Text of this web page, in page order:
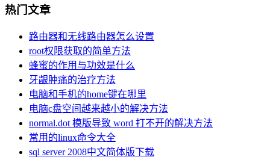
热门文章
路由器和无线路由器怎么设置
root权限获取的简单方法
蜂蜜的作用与功效是什么
牙龈肿痛的治疗方法
电脑和手机的home键在哪里
电脑c盘空间越来越小的解决方法
normal.dot 模版导致 word 打不开的解决方法
常用的linux命令大全
sql server 2008中文简体版下载